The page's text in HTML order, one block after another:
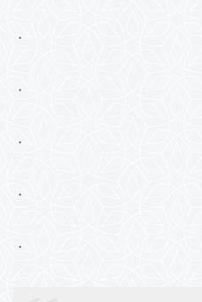
・
・
・
・
・